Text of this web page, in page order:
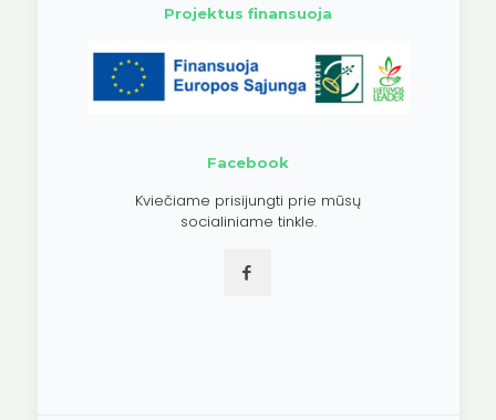
Projektus finansuoja
Facebook
Kviečiame prisijungti prie mūsų
socialiniame tinkle.